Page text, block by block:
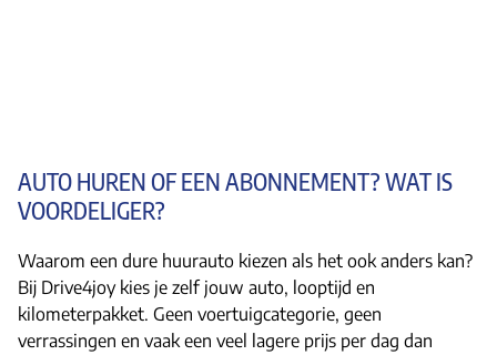
AUTO HUREN OF EEN ABONNEMENT? WAT IS
VOORDELIGER?
Waarom een dure huurauto kiezen als het ook anders kan?
Bij Drive4joy kies je zelf jouw auto, looptijd en
kilometerpakket. Geen voertuigcategorie, geen
verrassingen en vaak een veel lagere prijs per dag dan